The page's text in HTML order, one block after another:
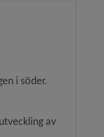
i söder.
av